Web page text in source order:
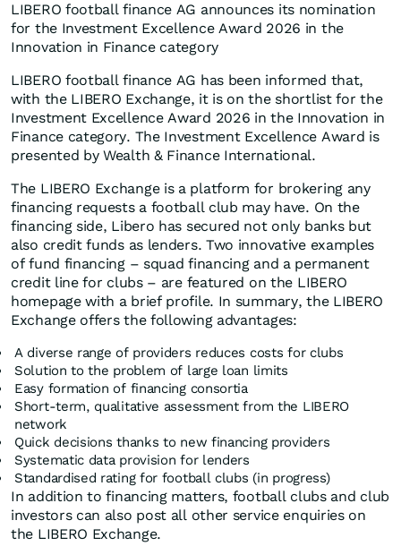
LIBERO football finance AG announces its nomination
for the Investment Excellence Award 2026 in the
Innovation in Finance category
LIBERO football finance AG has been informed that,
with the LIBERO Exchange, it is on the shortlist for the
Investment Excellence Award 2026 in the Innovation in
Finance category. The Investment Excellence Award is
presented by Wealth & Finance International.
The LIBERO Exchange is a platform for brokering any
financing requests a football club may have. On the
financing side, Libero has secured not only banks but
also credit funds as lenders. Two innovative examples
of fund financing – squad financing and a permanent
credit line for clubs – are featured on the LIBERO
homepage with a brief profile. In summary, the LIBERO
Exchange offers the following advantages:
A diverse range of providers reduces costs for clubs
Solution to the problem of large loan limits
Easy formation of financing consortia
Short-term, qualitative assessment from the LIBERO
network
Quick decisions thanks to new financing providers
Systematic data provision for lenders
Standardised rating for football clubs (in progress)
In addition to financing matters, football clubs and club
investors can also post all other service enquiries on
the LIBERO Exchange.